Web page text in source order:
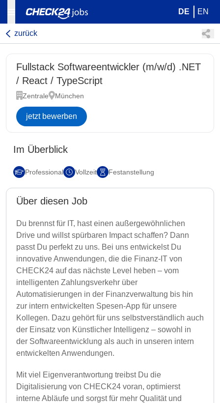
DE EN
zurück
Fullstack Softwareentwickler (m/w/d) .NET
/ React / TypeScript
Zentrale München
jetzt bewerben
Im Überblick
Professional Vollzeit Festanstellung
Über diesen Job
Du brennst für IT, hast einen außergewöhnlichen
Drive und willst spürbaren Impact schaffen? Dann
passt Du perfekt zu uns. Bei uns entwickelst Du
innovative Anwendungen, die die Finanz-IT von
CHECK24 auf das nächste Level heben – vom
intelligenten Zahlungsverkehr über
Automatisierungen in der Finanzverwaltung bis hin
zur intern entwickelten Spesen-App für unsere
Kollegen. Dazu gehört für uns selbstverständlich auch
der Einsatz von Künstlicher Intelligenz – sowohl in
der Softwareentwicklung als auch in unseren intern
entwickelten Anwendungen.
Mit viel Eigenverantwortung treibst Du die
Digitalisierung von CHECK24 voran, optimierst
interne Abläufe und sorgst für mehr Qualität und